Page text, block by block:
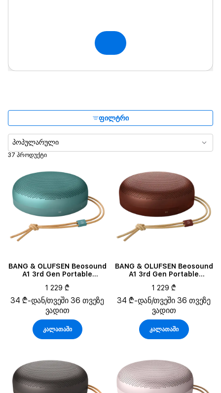
ფილტრი
37 პროდუქტი
პოპულარული
BANG & OLUFSEN Beosound
A1 3rd Gen Portable
1 229 ₾
34 ₾-დან/თვეში 36 თვეზე
ვადით
კალათაში
BANG & OLUFSEN Beosound
A1 3rd Gen Portable
1 229 ₾
34 ₾-დან/თვეში 36 თვეზე
ვადით
კალათაში